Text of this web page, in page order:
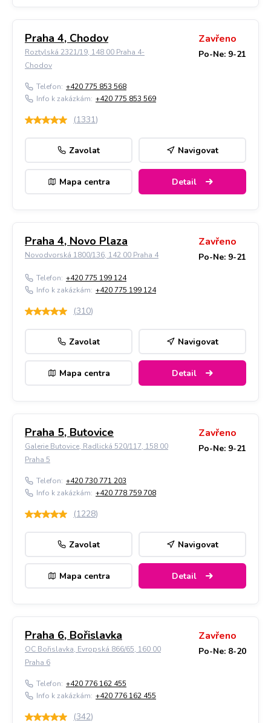
Praha 4, Chodov
Roztylská 2321/19, 148 00 Praha 4-
Chodov
Zavřeno
Po-Ne: 9-21
Telefon: +420 775 853 568
Info k zakázkám: +420 775 853 569
(1331)
Zavolat Navigovat
Mapa centra Detail
Praha 4, Novo Plaza
Novodvorská 1800/136, 142 00 Praha 4
Zavřeno
Po-Ne: 9-21
Telefon: +420 775 199 124
Info k zakázkám: +420 775 199 124
(310)
Zavolat Navigovat
Mapa centra Detail
Praha 5, Butovice
Galerie Butovice, Radlická 520/117, 158 00
Praha 5
Zavřeno
Po-Ne: 9-21
Telefon: +420 730 771 203
Info k zakázkám: +420 778 759 708
(1228)
Zavolat Navigovat
Mapa centra Detail
Praha 6, Bořislavka
OC Bořislavka, Evropská 866/65, 160 00
Praha 6
Zavřeno
Po-Ne: 8-20
Telefon: +420 776 162 455
Info k zakázkám: +420 776 162 455
(342)